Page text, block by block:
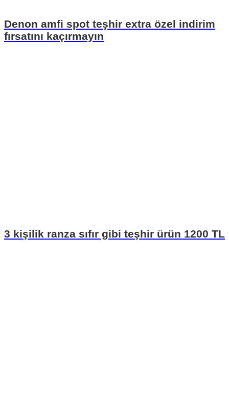
Denon amfi spot teşhir extra özel indirim
fırsatını kaçırmayın
3 kişilik ranza sıfır gibi teşhir ürün 1200 TL